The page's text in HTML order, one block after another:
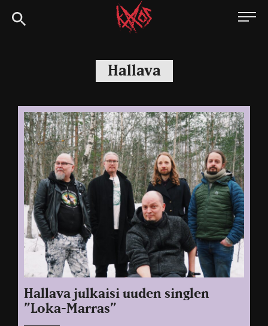
Siirry
suoraan
Kaaoszine
Hallava
Hallava julkaisi uuden singlen
”Loka-Marras”